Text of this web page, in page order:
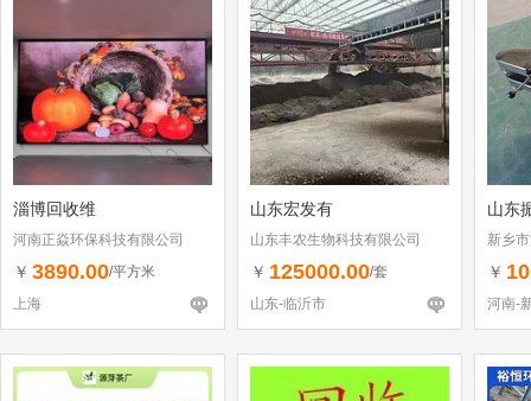
淄博回收维
河南正焱环保科技有限公司
￥ 3890.00/平方米
上海
山东宏发有
山东丰农生物科技有限公司
￥ 125000.00/套
山东-临沂市
山东
新乡
￥
河南-